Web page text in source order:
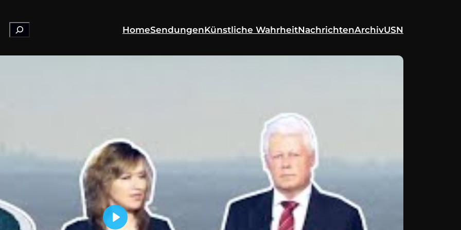
Suchen HomeSendungenKünstliche WahrheitNachrichtenArchivUSN